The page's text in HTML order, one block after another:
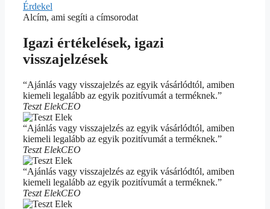
Érdekel
Alcím, ami segíti a címsorodat
Igazi értékelések, igazi
visszajelzések
“Ajánlás vagy visszajelzés az egyik vásárlódtól, amiben
kiemeli legalább az egyik pozitívumát a terméknek.”
Teszt ElekCEO
“Ajánlás vagy visszajelzés az egyik vásárlódtól, amiben
kiemeli legalább az egyik pozitívumát a terméknek.”
Teszt ElekCEO
“Ajánlás vagy visszajelzés az egyik vásárlódtól, amiben
kiemeli legalább az egyik pozitívumát a terméknek.”
Teszt ElekCEO